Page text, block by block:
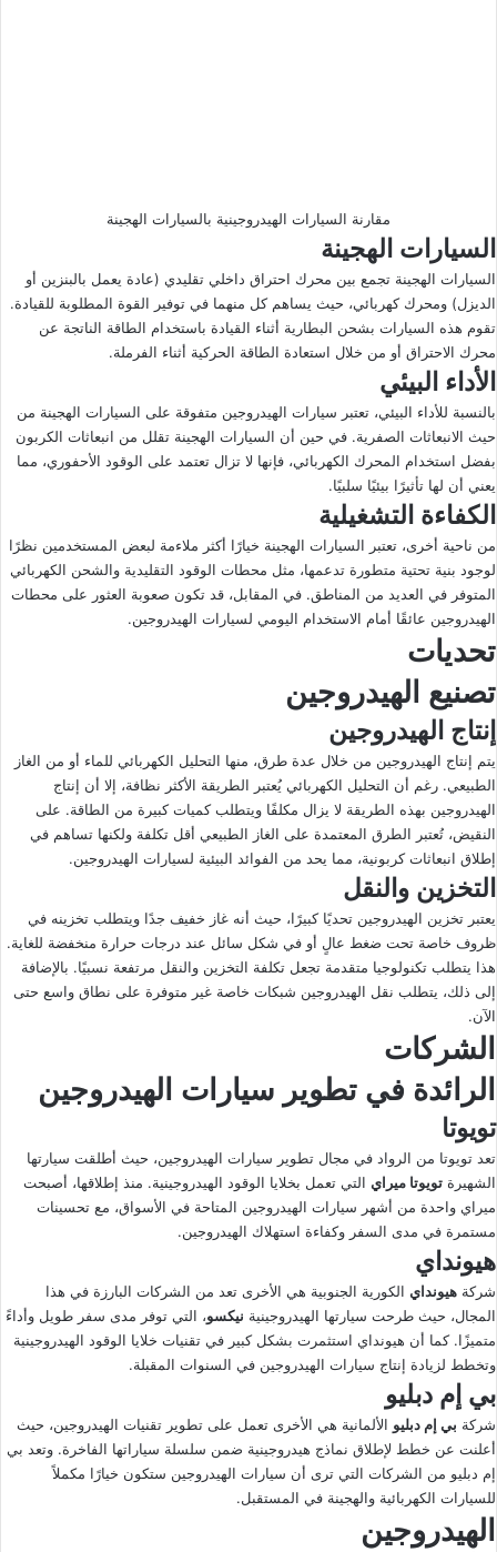
مقارنة السيارات الهيدروجينية بالسيارات الهجينة
السيارات الهجينة
السيارات الهجينة تجمع بين محرك احتراق داخلي تقليدي (عادة يعمل بالبنزين أو
الديزل) ومحرك كهربائي، حيث يساهم كل منهما في توفير القوة المطلوبة للقيادة.
تقوم هذه السيارات بشحن البطارية أثناء القيادة باستخدام الطاقة الناتجة عن
محرك الاحتراق أو من خلال استعادة الطاقة الحركية أثناء الفرملة.
الأداء البيئي
بالنسبة للأداء البيئي، تعتبر سيارات الهيدروجين متفوقة على السيارات الهجينة من
حيث الانبعاثات الصفرية. في حين أن السيارات الهجينة تقلل من انبعاثات الكربون
بفضل استخدام المحرك الكهربائي، فإنها لا تزال تعتمد على الوقود الأحفوري، مما
يعني أن لها تأثيرًا بيئيًا سلبيًا.
الكفاءة التشغيلية
من ناحية أخرى، تعتبر السيارات الهجينة خيارًا أكثر ملاءمة لبعض المستخدمين نظرًا
لوجود بنية تحتية متطورة تدعمها، مثل محطات الوقود التقليدية والشحن الكهربائي
المتوفر في العديد من المناطق. في المقابل، قد تكون صعوبة العثور على محطات
الهيدروجين عائقًا أمام الاستخدام اليومي لسيارات الهيدروجين.
تحديات
تصنيع الهيدروجين
إنتاج الهيدروجين
يتم إنتاج الهيدروجين من خلال عدة طرق، منها التحليل الكهربائي للماء أو من الغاز
الطبيعي. رغم أن التحليل الكهربائي يُعتبر الطريقة الأكثر نظافة، إلا أن إنتاج
الهيدروجين بهذه الطريقة لا يزال مكلفًا ويتطلب كميات كبيرة من الطاقة. على
النقيض، تُعتبر الطرق المعتمدة على الغاز الطبيعي أقل تكلفة ولكنها تساهم في
إطلاق انبعاثات كربونية، مما يحد من الفوائد البيئية لسيارات الهيدروجين.
التخزين والنقل
يعتبر تخزين الهيدروجين تحديًا كبيرًا، حيث أنه غاز خفيف جدًا ويتطلب تخزينه في
ظروف خاصة تحت ضغط عالٍ أو في شكل سائل عند درجات حرارة منخفضة للغاية.
هذا يتطلب تكنولوجيا متقدمة تجعل تكلفة التخزين والنقل مرتفعة نسبيًا. بالإضافة
إلى ذلك، يتطلب نقل الهيدروجين شبكات خاصة غير متوفرة على نطاق واسع حتى
الآن.
الشركات
الرائدة في تطوير سيارات الهيدروجين
تويوتا
تعد تويوتا من الرواد في مجال تطوير سيارات الهيدروجين، حيث أطلقت سيارتها
الشهيرة تويوتا ميراي التي تعمل بخلايا الوقود الهيدروجينية. منذ إطلاقها، أصبحت
ميراي واحدة من أشهر سيارات الهيدروجين المتاحة في الأسواق، مع تحسينات
مستمرة في مدى السفر وكفاءة استهلاك الهيدروجين.
هيونداي
شركة هيونداي الكورية الجنوبية هي الأخرى تعد من الشركات البارزة في هذا
المجال، حيث طرحت سيارتها الهيدروجينية نيكسو، التي توفر مدى سفر طويل وأداءً
متميزًا. كما أن هيونداي استثمرت بشكل كبير في تقنيات خلايا الوقود الهيدروجينية
وتخطط لزيادة إنتاج سيارات الهيدروجين في السنوات المقبلة.
بي إم دبليو
شركة بي إم دبليو الألمانية هي الأخرى تعمل على تطوير تقنيات الهيدروجين، حيث
أعلنت عن خطط لإطلاق نماذج هيدروجينية ضمن سلسلة سياراتها الفاخرة. وتعد بي
إم دبليو من الشركات التي ترى أن سيارات الهيدروجين ستكون خيارًا مكملاً
للسيارات الكهربائية والهجينة في المستقبل.
الهيدروجين